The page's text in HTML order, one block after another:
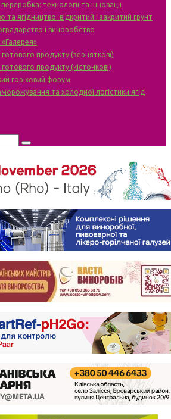
технології та інновації
та ягідництво: відкритий і закритий ґрунт
і виноробство
продукту (зерняткові)
продукту (кісточкові)
горіховий форум
та холодної логістики ягід